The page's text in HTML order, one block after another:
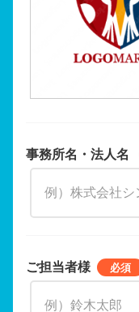
事務所名・法人名
ご担当者様